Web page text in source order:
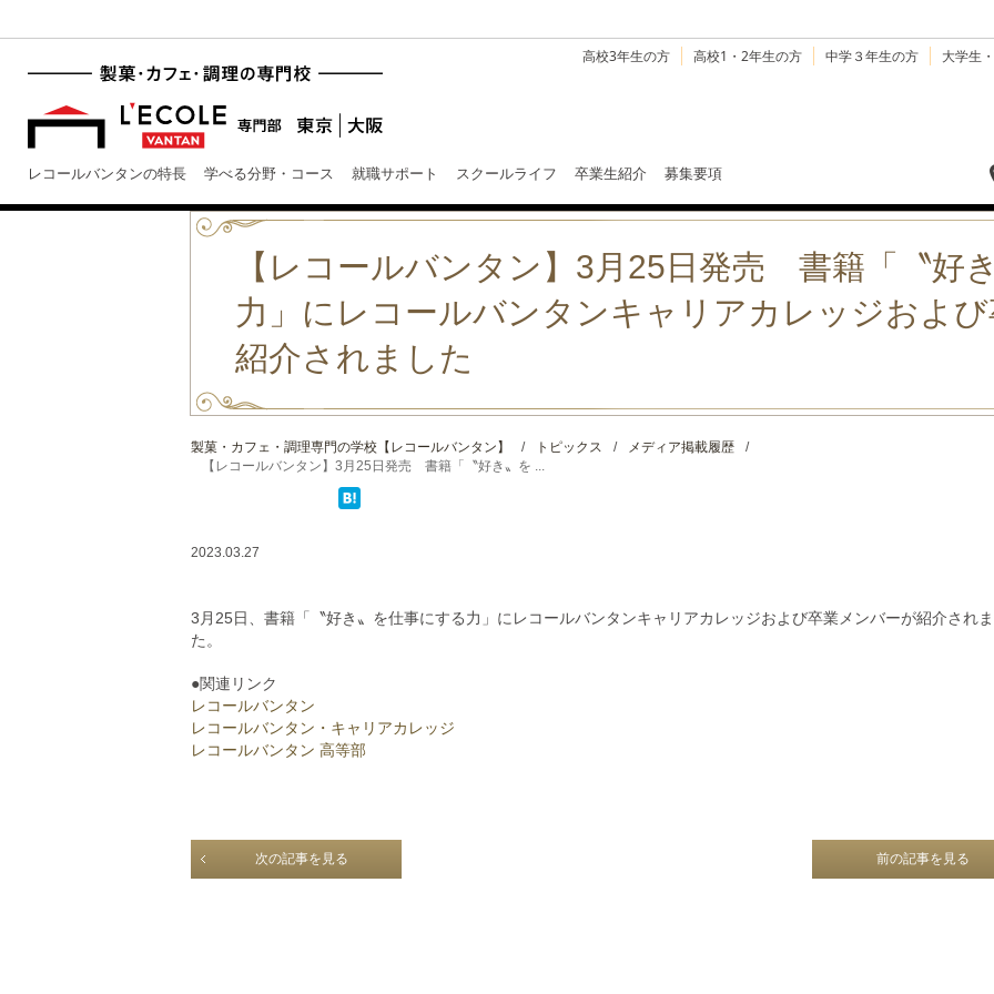
高校3年生の方 高校1・2年生の方 中学３年生の方 大学生
レコールバンタンの特長 学べる分野・コース 就職サポート スクールライフ 卒業生紹介 募集要項
【レコールバンタン】3月25日発売 書籍「〝好
力」にレコールバンタンキャリアカレッジおよ
紹介されました
製菓・カフェ・調理専門の学校【レコールバンタン】 / トピックス / メディア掲載履歴
/
【レコールバンタン】3月25日発売 書籍「〝好き〟を ...
2023.03.27
3月25日、書籍「〝好き〟を仕事にする力」にレコールバンタンキャリアカレッジおよび卒業メンバーが紹介され
た。
●関連リンク
レコールバンタン
レコールバンタン・キャリアカレッジ
レコールバンタン 高等部
次の記事を見る 前の記事を見る